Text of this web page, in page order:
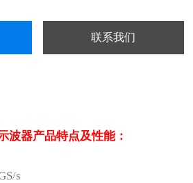
联系我们
波器产品特点及性能：
s